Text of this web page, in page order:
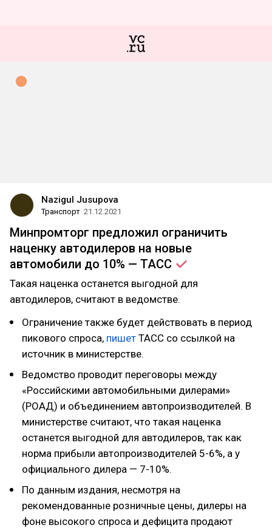
Nazigul Jusupova
Транспорт 21.12.2021
Минпромторг предложил ограничить
наценку автодилеров на новые
автомобили до 10% — ТАСС
Такая наценка останется выгодной для
автодилеров, считают в ведомстве.
Ограничение также будет действовать в период
пикового спроса, пишет ТАСС со ссылкой на
источник в министерстве.
Ведомство проводит переговоры между
«Российскими автомобильными дилерами»
(РОАД) и объединением автопроизводителей. В
министерстве считают, что такая наценка
останется выгодной для автодилеров, так как
норма прибыли автопроизводителей 5-6%, а у
официального дилера — 7-10%.
По данным издания, несмотря на
рекомендованные розничные цены, дилеры на
фоне высокого спроса и дефицита продают